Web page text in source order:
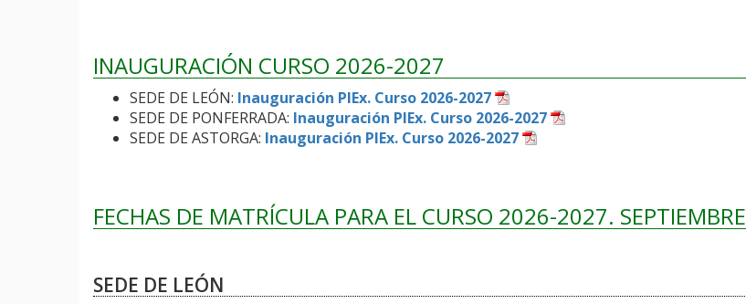
INAUGURACIÓN CURSO 2026-2027
SEDE DE LEÓN: Inauguración PIEx. Curso 2026-2027
SEDE DE PONFERRADA: Inauguración PIEx. Curso 2026-2027
SEDE DE ASTORGA: Inauguración PIEx. Curso 2026-2027
FECHAS DE MATRÍCULA PARA EL CURSO 2026-2027. SEPTIEMBRE
SEDE DE LEÓN